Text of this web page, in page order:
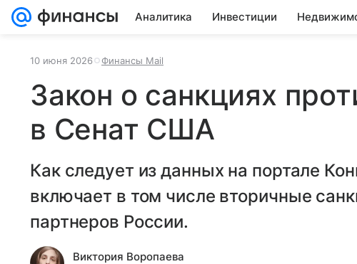
Аналитика Инвестиции
10 июня 2026 Финансы Mail
Закон о санкциях
в Сенат США
Как следует из данных на портале
включает в том числе вторичные
партнеров России.
Виктория Воропаева